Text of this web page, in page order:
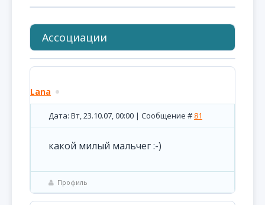
Ассоциации
Lana
Дата: Вт, 23.10.07, 00:00 | Сообщение # 81
какой милый мальчег :-)
Профиль